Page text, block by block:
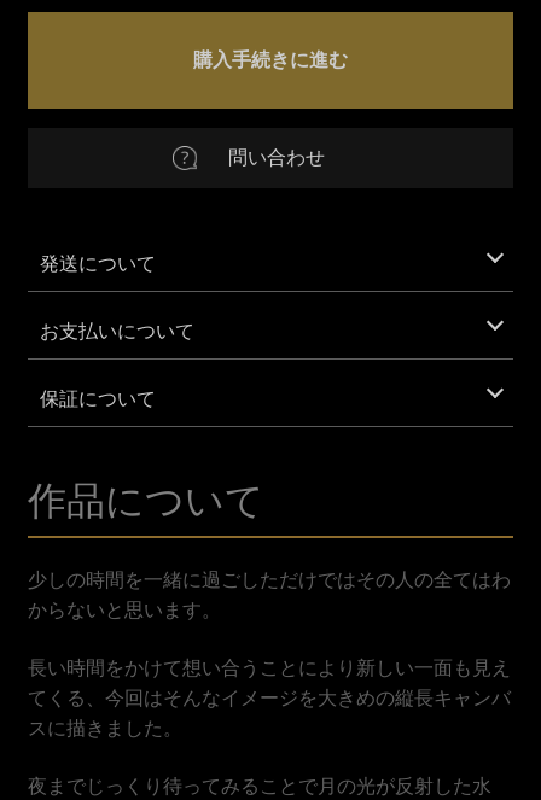
EUR
IDR
KRW
Saudi Riyal
購入手続きに進む
問い合わせ
発送について
お支払いについて
保証について
作品について
少しの時間を一緒に過ごしただけではその人の全てはわ
からないと思います。
長い時間をかけて想い合うことにより新しい一面も見え
てくる、今回はそんなイメージを大きめの縦長キャンバ
スに描きました。
夜までじっくり待ってみることで月の光が反射した水